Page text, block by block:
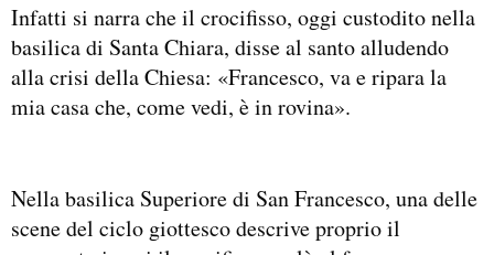
Infatti si narra che il crocifisso, oggi custodito nella
basilica di Santa Chiara, disse al santo alludendo
alla crisi della Chiesa: «Francesco, va e ripara la
mia casa che, come vedi, è in rovina».
Nella basilica Superiore di San Francesco, una delle
scene del ciclo giottesco descrive proprio il